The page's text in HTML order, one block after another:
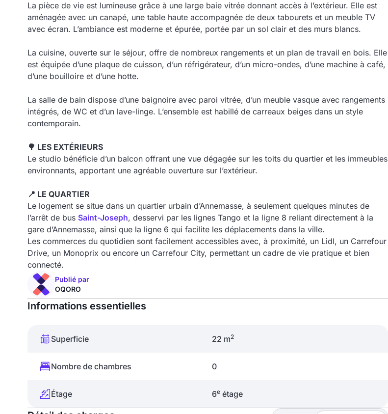
La pièce de vie est lumineuse grâce à une large baie vitrée donnant accès à l’extérieur. Elle est
aménagée avec un canapé, une table haute accompagnée de deux tabourets et un meuble TV
avec écran. L’ambiance est moderne et épurée, portée par un sol clair et des murs blancs.
La cuisine, ouverte sur le séjour, offre de nombreux rangements et un plan de travail en bois. Elle
est équipée d’une plaque de cuisson, d’un réfrigérateur, d’un micro-ondes, d’une machine à café,
d’une bouilloire et d’une hotte.
La salle de bain dispose d’une baignoire avec paroi vitrée, d’un meuble vasque avec rangements
intégrés, de WC et d’un lave-linge. L’ensemble est habillé de carreaux beiges dans un style
contemporain.
🌳 LES EXTÉRIEURS
Le studio bénéficie d’un balcon offrant une vue dégagée sur les toits du quartier et les immeubles
environnants, apportant une agréable ouverture sur l’extérieur.
📍 LE QUARTIER
Le logement se situe dans un quartier urbain d’Annemasse, à seulement quelques minutes de
l’arrêt de bus Saint-Joseph, desservi par les lignes Tango et la ligne 8 reliant directement à la
gare d’Annemasse, ainsi que la ligne 6 qui facilite les déplacements dans la ville.
Les commerces du quotidien sont facilement accessibles avec, à proximité, un Lidl, un Carrefour
Drive, un Monoprix ou encore un Carrefour City, permettant un cadre de vie pratique et bien
connecté.
Publié par
OQORO
Informations essentielles
Superficie 22 m2
Nombre de chambres 0
Étage 6e étage